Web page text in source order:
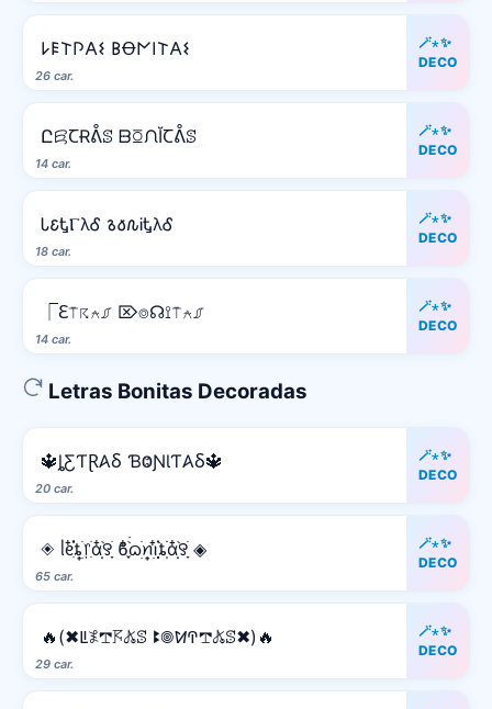
26 car.
𐌋𐌄𐌕𐌐𐌀𐌔 𐌁Ꝋ𐌍𐌉𐌕𐌀𐌔
🪄⋆✨
DECO
14 car.
ԸꗛꞆɌᕔꕷ ᗹꗞᙁĬꞆᕔꕷ
🪄⋆✨
DECO
18 car.
Ꮣ𐒢ᎿⲄλᎴ 𐒈𐒀𐒐ᎥᎿλᎴ
🪄⋆✨
DECO
14 car.
⎾ℇ⍑☈⍲⎎ ⌦⌾☊⟟⍑⍲⎎
🪄⋆✨
DECO
Letras Bonitas Decoradas
20 car.
🔱ȴƸƬⱤ𐤠Ⳝ ƁⰙƝƖƬ𐤠Ⳝ🔱
🪄⋆✨
DECO
65 car.
◈ ᥣᧉ᩠ִ໋֗֗ȶׂׅ᥅ִׂαִׂ໋ׅׅ࣪꯱ָׂ ϐִִׂ໋֢࣪࣪ᦒ᩠ׂׅꪀ݂࣭݂ꪱִ໋ׅ࣪֗ȶִׂׂׅαִׂ໋ׅׅ࣪꯱ָׂ ◈
🪄⋆✨
DECO
29 car.
🔥(✖ꚳ𖤟𖢧𖦪𖤬ꕷ ꔪ𖣠ꛘꛈ𖢧𖤬ꕷ✖)🔥
🪄⋆✨
DECO